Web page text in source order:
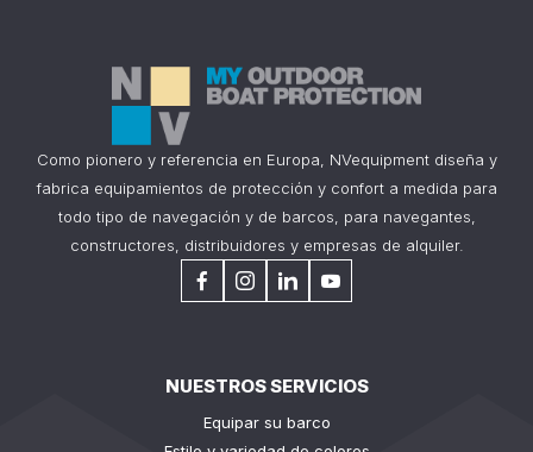
Como pionero y referencia en Europa, NVequipment diseña y
fabrica equipamientos de protección y confort a medida para
todo tipo de navegación y de barcos, para navegantes,
constructores, distribuidores y empresas de alquiler.
NUESTROS SERVICIOS
Equipar su barco